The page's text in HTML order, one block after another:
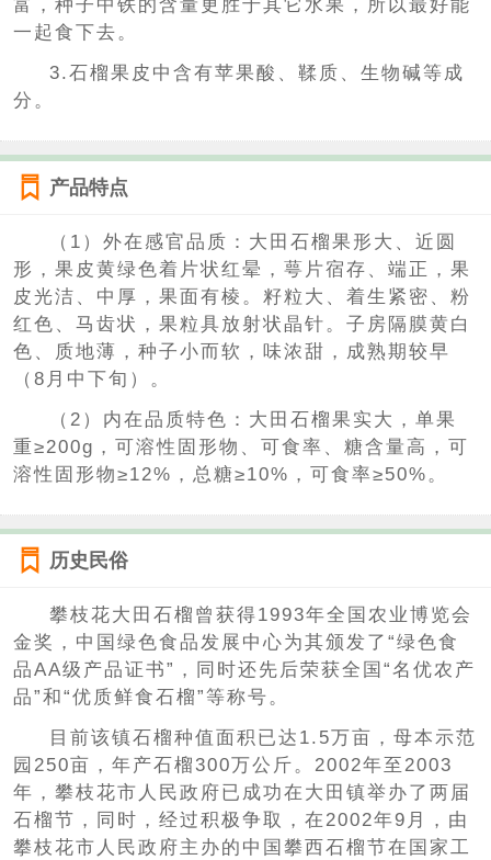
富，种子中铁的含量更胜于其它水果，所以最好能
一起食下去。
3.石榴果皮中含有苹果酸、鞣质、生物碱等成
分。
产品特点
（1）外在感官品质：大田石榴果形大、近圆
形，果皮黄绿色着片状红晕，萼片宿存、端正，果
皮光洁、中厚，果面有棱。籽粒大、着生紧密、粉
红色、马齿状，果粒具放射状晶针。子房隔膜黄白
色、质地薄，种子小而软，味浓甜，成熟期较早
（8月中下旬）。
（2）内在品质特色：大田石榴果实大，单果
重≥200g，可溶性固形物、可食率、糖含量高，可
溶性固形物≥12%，总糖≥10%，可食率≥50%。
历史民俗
攀枝花大田石榴曾获得1993年全国农业博览会
金奖，中国绿色食品发展中心为其颁发了“绿色食
品AA级产品证书”，同时还先后荣获全国“名优农产
品”和“优质鲜食石榴”等称号。
目前该镇石榴种值面积已达1.5万亩，母本示范
园250亩，年产石榴300万公斤。2002年至2003
年，攀枝花市人民政府已成功在大田镇举办了两届
石榴节，同时，经过积极争取，在2002年9月，由
攀枝花市人民政府主办的中国攀西石榴节在国家工